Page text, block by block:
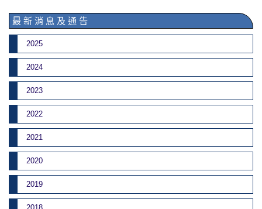
最 新 消 息 及 通 告
2025
2024
2023
2022
2021
2020
2019